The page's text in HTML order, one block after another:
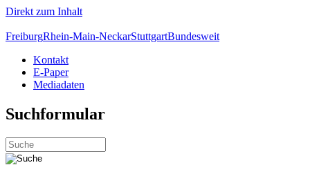
Direkt zum Inhalt
FreiburgRhein-Main-NeckarStuttgartBundesweit
Kontakt
E-Paper
Mediadaten
Suchformular